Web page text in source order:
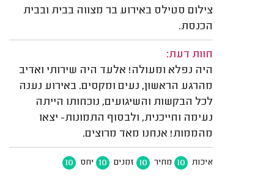
צילום סטילס באירוע בר מצווה בבית ובבית
הכנסת.
חוות דעת:
היה נפלא ומעולה! אלעד היה שירותי ואדיב
מהרגע הראשון, נעים ומקסים. באירוע נענה
לכל הבקשות והשיגועים, נוכחותו הייתה
נעימה וחייכנית, ולבסוף התמונות- יצאו
מהממות! אנחנו מאד מרוצים.
איכות 10 מחיר 10 זמנים 10 יחס 10